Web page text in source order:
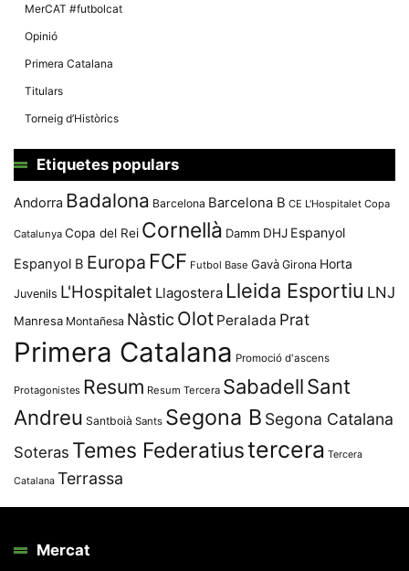
MerCAT #futbolcat
Opinió
Primera Catalana
Titulars
Torneig d’Històrics
Etiquetes populars
Andorra Badalona Barcelona Barcelona B CE L'Hospitalet Copa
Catalunya Copa del Rei Cornellà Damm DHJ Espanyol
Espanyol B Europa FCF Futbol Base Gavà Girona Horta
Juvenils L'Hospitalet Llagostera Lleida Esportiu LNJ
Manresa Montañesa Nàstic Olot Peralada Prat
Primera Catalana Promoció d'ascens
Protagonistes Resum Resum Tercera SabadellSant
Andreu Santboià Sants Segona B Segona Catalana
Soteras Temes Federatiustercera Tercera
Catalana Terrassa
Mercat